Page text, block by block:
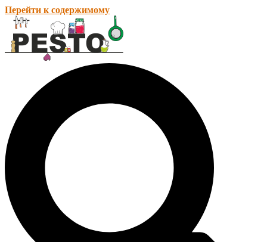
Перейти к содержимому